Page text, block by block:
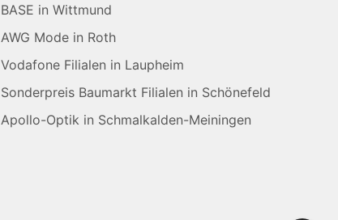
BASE in Wittmund
AWG Mode in Roth
Vodafone Filialen in Laupheim
Sonderpreis Baumarkt Filialen in Schönefeld
Apollo-Optik in Schmalkalden-Meiningen